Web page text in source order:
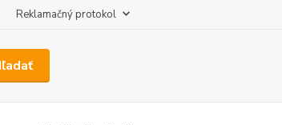
Reklamačný protokol